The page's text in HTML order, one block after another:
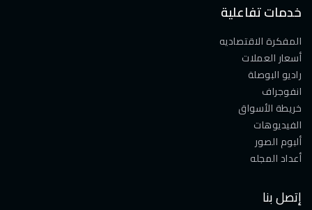
خدمات تفاعلية
المفكرة الاقتصاديه
أسعار العملات
راديو البوصلة
انفوجراف
خريطة الأسواق
الفيديوهات
ألبوم الصور
أعداد المجله
إتصل بنا